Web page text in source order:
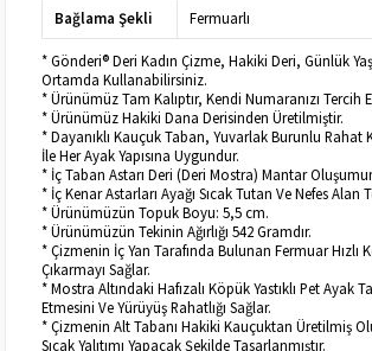
Bağlama Şekli
Fermuarlı
* Gönderi® Deri Kadın Çizme, Hakiki Deri, Günlük
Ortamda Kullanabilirsiniz.
* Ürünümüz Tam Kalıptır, Kendi Numaranızı Tercih
* Ürünümüz Hakiki Dana Derisinden Üretilmiştir.
* Dayanıklı Kauçuk Taban, Yuvarlak Burunlu Rahat
İle Her Ayak Yapısına Uygundur.
* İç Taban Astarı Deri (Deri Mostra) Mantar
* İç Kenar Astarları Ayağı Sıcak Tutan Ve Nefes Alan
* Ürünümüzün Topuk Boyu: 5,5 cm.
* Ürünümüzün Tekinin Ağırlığı 542 Gramdır.
* Çizmenin İç Yan Tarafında Bulunan Fermuar Hızlı
Çıkarmayı Sağlar.
* Mostra Altındaki Hafızalı Köpük Yastıklı Pet Ayak
Etmesini Ve Yürüyüş Rahatlığı Sağlar.
* Çizmenin Alt Tabanı Hakiki Kauçuktan Üretilmiş
Sıcak Yalıtımı Yapacak Şekilde Tasarlanmıştır.